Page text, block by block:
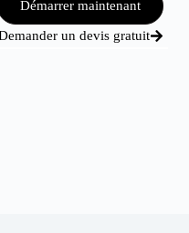
Démarrer maintenant
un devis gratuit